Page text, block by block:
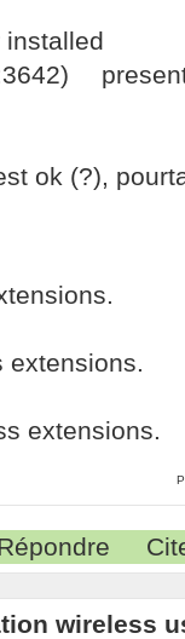
installed
ok (?),
extensions.
extensions.
wireless